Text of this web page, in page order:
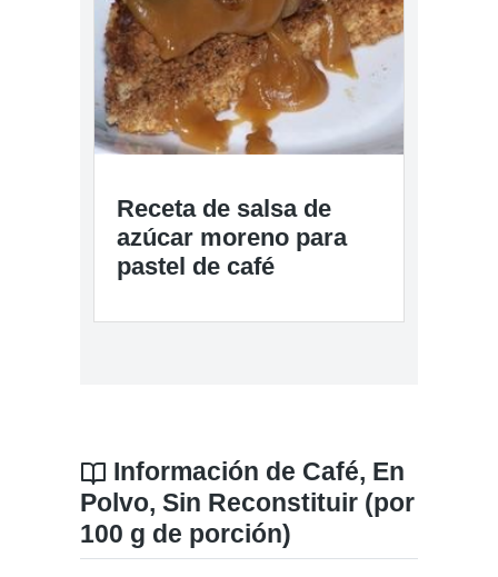
Receta de salsa de
azúcar moreno para
pastel de café
Información de Café, En
Polvo, Sin Reconstituir (por
100 g de porción)